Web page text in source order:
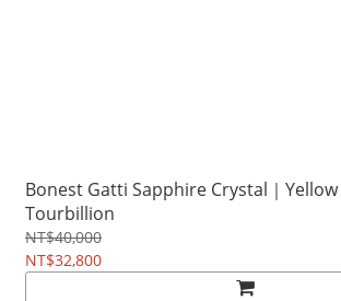
Bonest Gatti Sapphire Crystal｜Yellow Crystal
Tourbillion
NT$40,000
NT$32,800